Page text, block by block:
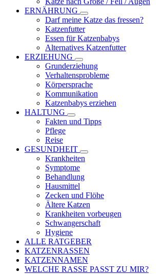
ERNÄHRUNG
Darf meine Katze das fressen?
Katzenfutter
Essen für Katzenbabys
Alternatives Katzenfutter
ERZIEHUNG
Grunderziehung
Verhaltensprobleme
Körpersprache
Kommunikation
Katzenbabys erziehen
HALTUNG
Fakten und Tipps
Pflege
Reise
GESUNDHEIT
Krankheiten
Symptome
Behandlung
Hausmittel
Zecken und Flöhe
Ältere Katzen
Krankheiten vorbeugen
Schwangerschaft
Hygiene
ALLE RATGEBER
KATZENRASSEN
KATZENNAMEN
WELCHE RASSE PASST ZU MIR?